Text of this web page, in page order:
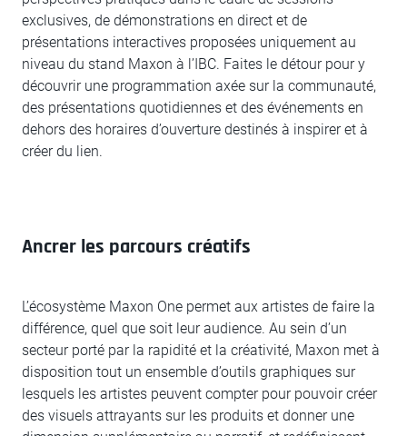
exclusives, de démonstrations en direct et de
présentations interactives proposées uniquement au
niveau du stand Maxon à l’IBC. Faites le détour pour y
découvrir une programmation axée sur la communauté,
des présentations quotidiennes et des événements en
dehors des horaires d’ouverture destinés à inspirer et à
créer du lien.
Ancrer les parcours créatifs
L’écosystème Maxon One permet aux artistes de faire la
différence, quel que soit leur audience. Au sein d’un
secteur porté par la rapidité et la créativité, Maxon met à
disposition tout un ensemble d’outils graphiques sur
lesquels les artistes peuvent compter pour pouvoir créer
des visuels attrayants sur les produits et donner une